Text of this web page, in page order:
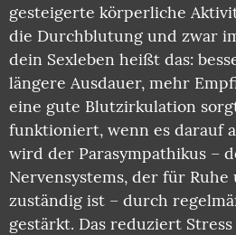
gesteigerte körperliche
die Durchblutung und zwar
dein Sexleben heißt das:
längere Ausdauer, mehr
eine gute Blutzirkulation
funktioniert, wenn es darauf
wird der Parasympathikus –
Nervensystems, der für Ruhe
zuständig ist – durch
gestärkt. Das reduziert